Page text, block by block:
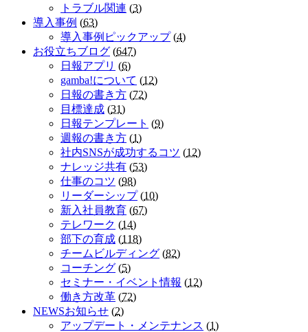
トラブル関連 (3)
導入事例 (63)
導入事例ピックアップ(4)
お役立ちブログ (647)
日報アプリ (6)
gamba!について (12)
日報の書き方 (72)
目標達成 (31)
日報テンプレート (9)
週報の書き方 (1)
社内SNSが成功するコツ (12)
ナレッジ共有 (53)
仕事のコツ (98)
リーダーシップ(10)
新入社員教育 (67)
テレワーク (14)
部下の育成 (118)
チームビルディング (82)
コーチング (5)
セミナー・イベント情報 (12)
働き方改革 (72)
NEWSお知らせ (2)
アップデート・メンテナンス (1)